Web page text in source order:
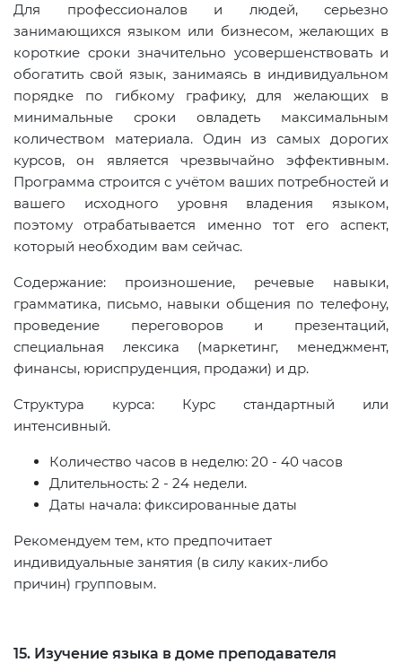
Для профессионалов и людей, серьезно
занимающихся языком или бизнесом, желающих в
короткие сроки значительно усовершенствовать и
обогатить свой язык, занимаясь в индивидуальном
порядке по гибкому графику, для желающих в
минимальные сроки овладеть максимальным
количеством материала. Один из самых дорогих
курсов, он является чрезвычайно эффективным.
Программа строится с учётом ваших потребностей и
вашего исходного уровня владения языком,
поэтому отрабатывается именно тот его аспект,
который необходим вам сейчас.
Содержание: произношение, речевые навыки,
грамматика, письмо, навыки общения по телефону,
проведение переговоров и презентаций,
специальная лексика (маркетинг, менеджмент,
финансы, юриспруденция, продажи) и др.
Структура курса: Курс стандартный или
интенсивный.
Количество часов в неделю: 20 - 40 часов
Длительность: 2 - 24 недели.
Даты начала: фиксированные даты
Рекомендуем тем, кто предпочитает
индивидуальные занятия (в силу каких-либо
причин) групповым.
15. Изучение языка в доме преподавателя